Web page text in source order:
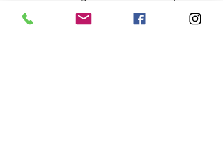
desenvolvimento de sistemas não
tripulados e de grupos de operações